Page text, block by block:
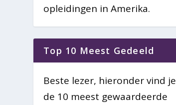
opleidingen in Amerika.
Top 10 Meest Gedeeld
Beste lezer, hieronder vind je
de 10 meest gewaardeerde